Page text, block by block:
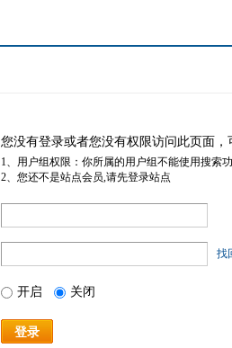
您没有登录或者您没有权限访问此页面
1、用户组权限：你所属的用户组不能使用搜索
2、您还不是站点会员,请先登录站点
找
开启 关闭
登录